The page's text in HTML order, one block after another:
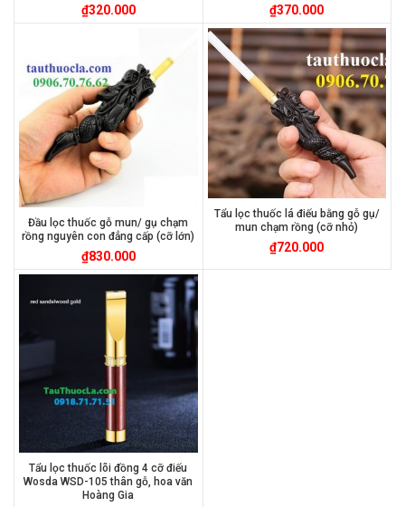
₫320.000 ₫370.000
Đầu lọc thuốc gỗ mun/ gụ chạm
rồng nguyên con đẳng cấp (cỡ lớn)
₫830.000
Tẩu lọc thuốc lá điếu bằng gỗ gụ/
mun chạm rồng (cỡ nhỏ)
₫720.000
Tẩu lọc thuốc lõi đồng 4 cỡ điếu
Wosda WSD-105 thân gỗ, hoa văn
Hoàng Gia